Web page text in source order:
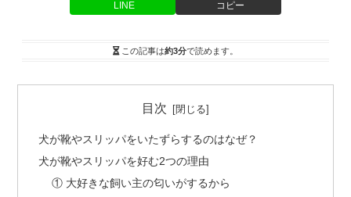
LINE コピー
この記事は約3分で読めます。
目次
犬が靴やスリッパをいたずらするのはなぜ？
犬が靴やスリッパを好む2つの理由
① 大好きな飼い主の匂いがするから